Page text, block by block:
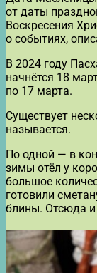
от даты
Воскресения
о событиях,
В 2024 году
начнётся 18
по 17 марта.
Существует
называется.
По одной — в
зимы отёл у
большое
готовили
блины. Отсюда